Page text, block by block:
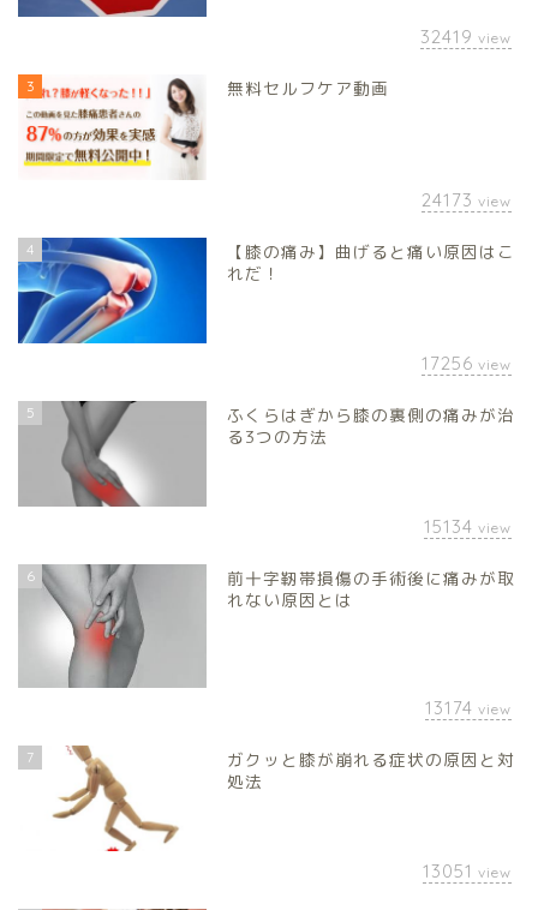
32419 view
3 無料セルフケア動画
24173 view
4
【膝の痛み】曲げると痛い原因はこ
れだ！
17256 view
5
ふくらはぎから膝の裏側の痛みが治
る3つの方法
15134 view
6
前十字靭帯損傷の手術後に痛みが取
れない原因とは
13174 view
7
ガクッと膝が崩れる症状の原因と対
処法
13051 view